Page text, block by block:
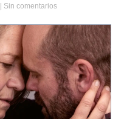
Sin comentarios